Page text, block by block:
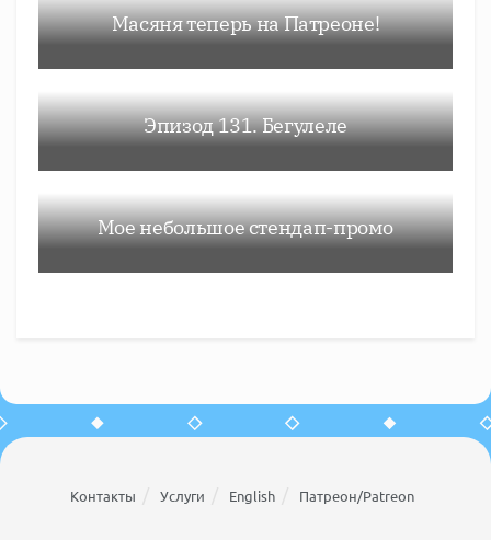
Масяня теперь на Патреоне!
Эпизод 131. Бегулеле
Мое небольшое стендап-промо
Контакты Услуги English Патреон/Patreon